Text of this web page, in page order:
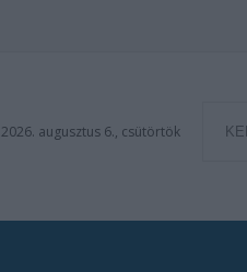
2026. augusztus 6., csütörtök